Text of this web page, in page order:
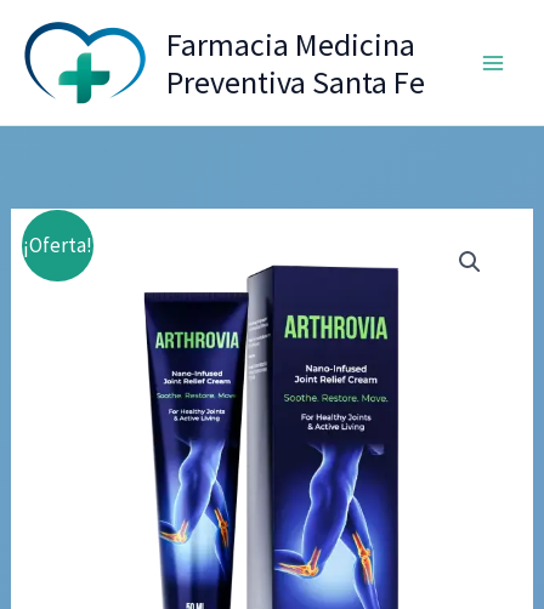
contenido
Farmacia Medicina
Preventiva Santa Fe
¡Oferta!